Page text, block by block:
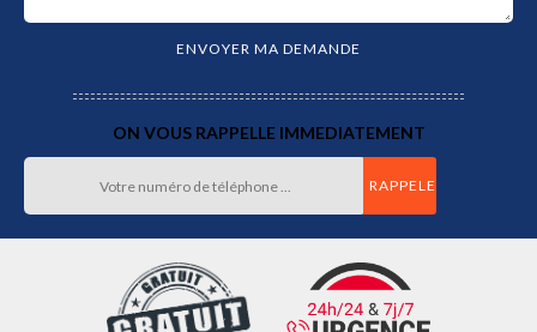
ON VOUS RAPPELLE IMMEDIATEMENT